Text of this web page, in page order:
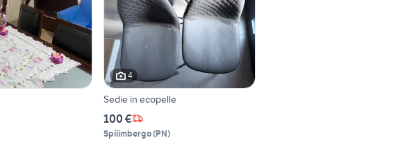
4
Sedie in ecopelle
100 €
Spilimbergo(PN)